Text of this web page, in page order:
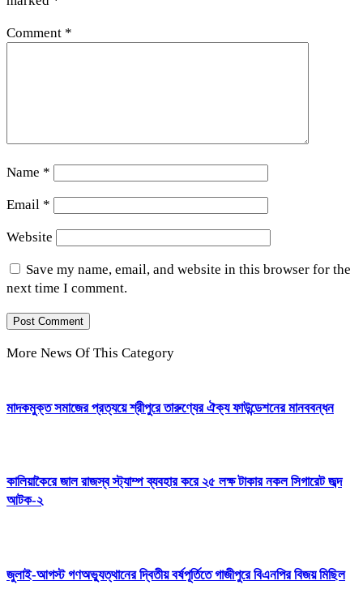
Comment *
Name *
Email *
Website
Save my name, email, and website in this browser for the
next time I comment.
More News Of This Category
মাদকমুক্ত সমাজের প্রত্যয়ে শ্রীপুরে তারুণ্যের ঐক্য ফাউন্ডেশনের মানববন্ধন
কালিয়াকৈরে জাল রাজস্ব স্ট্যাম্প ব্যবহার করে ২৫ লক্ষ টাকার নকল সিগারেট জব্দ
আটক-২
জুলাই-আগস্ট গণঅভ্যুত্থানের দ্বিতীয় বর্ষপূর্তিতে গাজীপুরে বিএনপির বিজয় মিছিল